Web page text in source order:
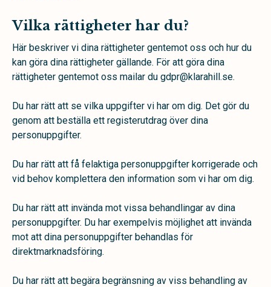
Vilka rättigheter har du?
Här beskriver vi dina rättigheter gentemot oss och hur du
kan göra dina rättigheter gällande. För att göra dina
rättigheter gentemot oss mailar du gdpr@klarahill.se.
Du har rätt att se vilka uppgifter vi har om dig. Det gör du
genom att beställa ett registerutdrag över dina
personuppgifter.
Du har rätt att få felaktiga personuppgifter korrigerade och
vid behov komplettera den information som vi har om dig.
Du har rätt att invända mot vissa behandlingar av dina
personuppgifter. Du har exempelvis möjlighet att invända
mot att dina personuppgifter behandlas för
direktmarknadsföring.
Du har rätt att begära begränsning av viss behandling av